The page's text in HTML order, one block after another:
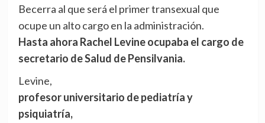
Becerra al que será el primer transexual que
ocupe un alto cargo en la administración.
Hasta ahora Rachel Levine ocupaba el cargo de
secretario de Salud de Pensilvania.
Levine,
profesor universitario de pediatría y
psiquiatría,